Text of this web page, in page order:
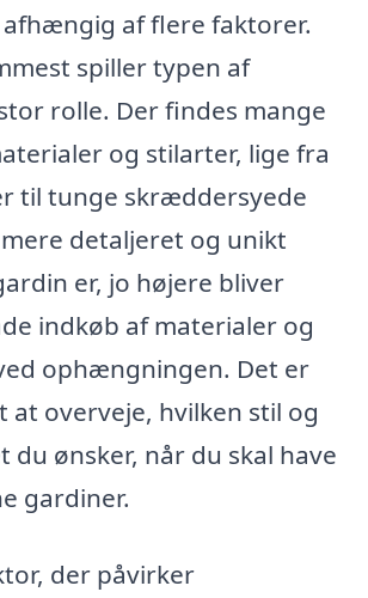
af flere faktorer.
spiller typen af
rolle. Der findes mange
og stilarter, lige fra
til tunge skræddersyede
mere detaljeret og unikt
er, jo højere bliver
indkøb af materialer og
ophængningen. Det er
overveje, hvilken stil og
ønsker, når du skal have
gardiner.
der påvirker